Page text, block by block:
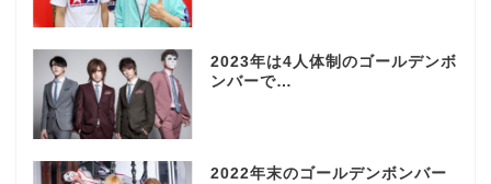
2023年は4人体制のゴールデンボ
ンバーで…
2022年末のゴールデンボンバー